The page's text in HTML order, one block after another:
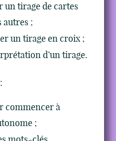
un tirage de cartes
autres ;
un tirage en croix ;
d’un tirage.
commencer à
;